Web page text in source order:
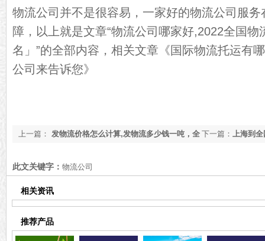
物流公司并不是很容易，一家好的物流公司服
障，以上就是文章“物流公司哪家好,2022全国物
名」”的全部内容，相关文章 《国际物流托运有
公司来告诉您》
下一篇： 上海到
上一篇： 发物流价格怎么计算,发物流多少钱一吨，全
此文关键字： 物流公司
相关资讯
推荐产品